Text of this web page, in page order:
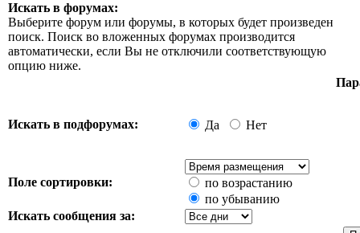
Искать в форумах:
Выберите форум или форумы, в которых будет произведен
поиск. Поиск во вложенных форумах производится
автоматически, если Вы не отключили соответствующую
опцию ниже.
Искать в подфорумах: Да Нет
Поле сортировки:
по возрастанию
по убыванию
Искать сообщения за: